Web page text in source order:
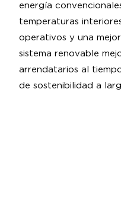
energía
temperaturas
operativos y una
sistema renovable
arrendatarios al
de sostenibilidad a